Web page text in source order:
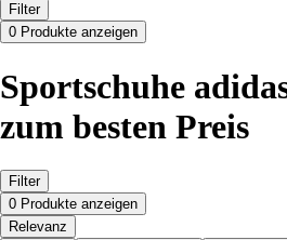
Filter
0 Produkte anzeigen
Sportschuhe
zum besten Preis
Filter
0 Produkte anzeigen
Relevanz